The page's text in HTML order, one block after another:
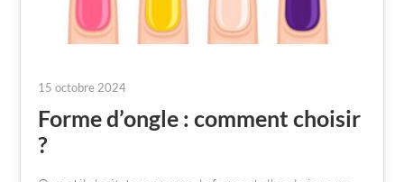
15 octobre 2024
Forme d’ongle : comment choisir
?